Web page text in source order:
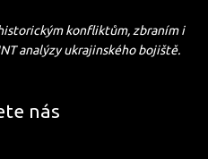
konfliktům, zbraním i
analýzy ukrajinského bojiště.
nás